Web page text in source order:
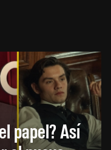
papel? Así